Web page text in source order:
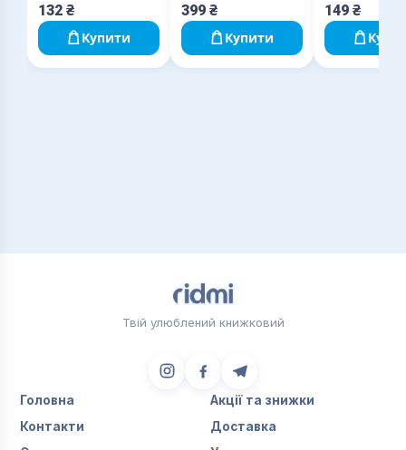
132 ₴
Купити
399 ₴
Купити
149 ₴
Твій улюблений книжковий
Головна
Акції та знижки
Контакти
Доставка